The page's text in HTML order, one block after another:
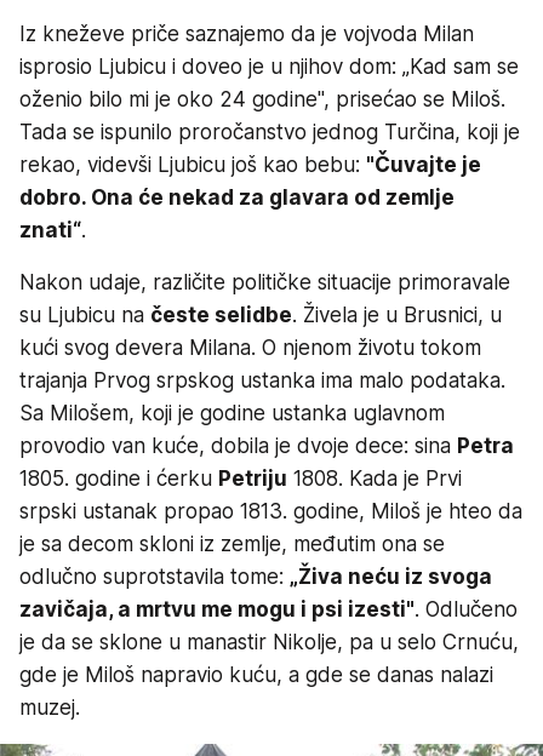
Iz kneževe priče saznajemo da je vojvoda Milan
isprosio Ljubicu i doveo je u njihov dom: „Kad sam se
oženio bilo mi je oko 24 godine", prisećao se Miloš.
Tada se ispunilo proročanstvo jednog Turčina, koji je
rekao, videvši Ljubicu još kao bebu: "Čuvajte je
dobro. Ona će nekad za glavara od zemlje
znati“.
Nakon udaje, različite političke situacije primoravale
su Ljubicu na česte selidbe. Živela je u Brusnici, u
kući svog devera Milana. O njenom životu tokom
trajanja Prvog srpskog ustanka ima malo podataka.
Sa Milošem, koji je godine ustanka uglavnom
provodio van kuće, dobila je dvoje dece: sina Petra
1805. godine i ćerku Petriju 1808. Kada je Prvi
srpski ustanak propao 1813. godine, Miloš je hteo da
je sa decom skloni iz zemlje, međutim ona se
odlučno suprotstavila tome: „Živa neću iz svoga
zavičaja, a mrtvu me mogu i psi izesti". Odlučeno
je da se sklone u manastir Nikolje, pa u selo Crnuću,
gde je Miloš napravio kuću, a gde se danas nalazi
muzej.